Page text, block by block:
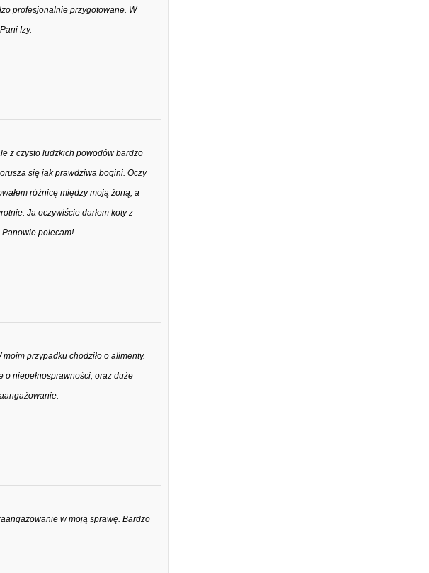
profesjonalnie przygotowane. W
Izy.
z czysto ludzkich powodów bardzo
się jak prawdziwa bogini. Oczy
różnicę między moją żoną, a
Ja oczywiście darłem koty z
Panowie polecam!
przypadku chodziło o alimenty.
o niepełnosprawności, oraz duże
w moją sprawę. Bardzo